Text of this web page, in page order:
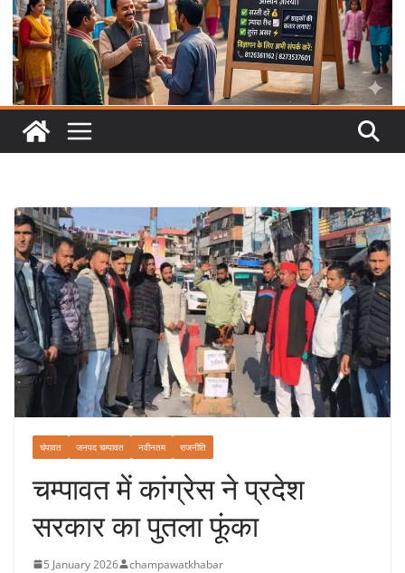
चंपावत जनपद चम्पावत नवीनतम राजनीति
चम्पावत में कांग्रेस ने प्रदेश
सरकार का पुतला फूंका
5 January 2026 champawatkhabar